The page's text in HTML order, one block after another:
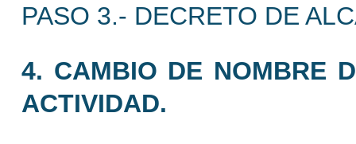
PASO 3.- DECRETO DE
4. CAMBIO DE NOMBRE
ACTIVIDAD.